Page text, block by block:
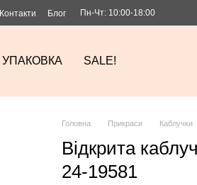
Контакти Блог Пн-Чт: 10:00-18:00
УПАКОВКА SALE!
Головна Прикраси Каблучки
Відкрита
24-19581